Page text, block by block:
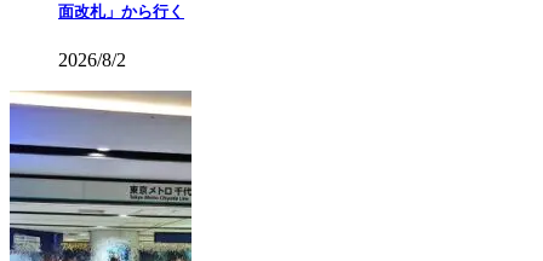
面改札」から行く
2026/8/2